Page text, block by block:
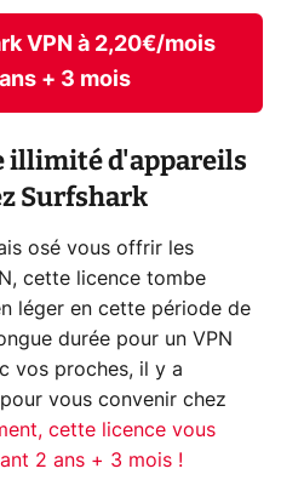
VPN à 2,20€/mois
+ 3 mois
illimité d'appareils
Surfshark
osé vous offrir les
cette licence tombe
léger en cette période de
durée pour un VPN
vos proches, il y a
vous convenir chez
cette licence vous
2 ans + 3 mois !